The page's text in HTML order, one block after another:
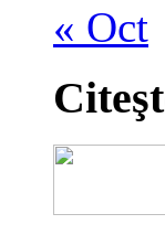
« Oct